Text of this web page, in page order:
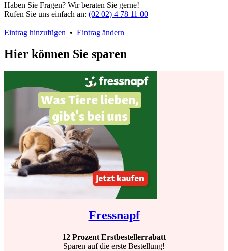
Haben Sie Fragen? Wir beraten Sie gerne!
Rufen Sie uns einfach an: (02 02) 4 78 11 00
Eintrag hinzufügen • Eintrag ändern
Hier können Sie sparen
Fressnapf
12 Prozent Erstbestellerrabatt
Sparen auf die erste Bestellung!